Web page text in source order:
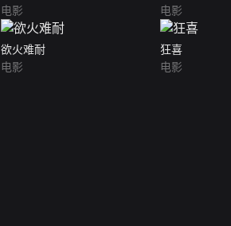
电影
电影
欲火难耐
电影
狂喜
电影